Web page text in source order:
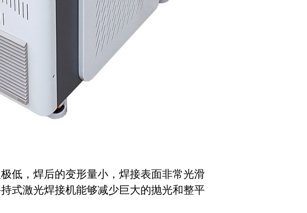
低，焊后的变形量小，焊接表面非常光滑
式激光焊接机能够减少巨大的抛光和整平